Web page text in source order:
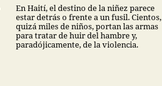
En Haití, el destino de la niñez parece
estar detrás o frente a un fusil. Cientos,
quizá miles de niños, portan las armas
para tratar de huir del hambre y,
paradójicamente, de la violencia.